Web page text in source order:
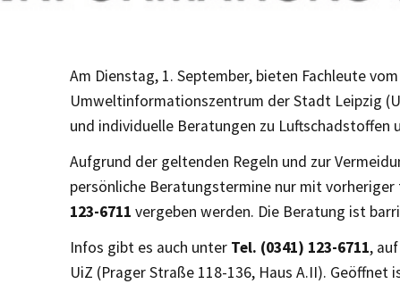
Am Dienstag, 1. September, bieten Fachleute
Umweltinformationszentrum der Stadt Leipzig
und individuelle Beratungen zu Luftschadstoffen
Aufgrund der geltenden Regeln und zur
persönliche Beratungstermine nur mit
123-6711 vergeben werden. Die Beratung ist
Infos gibt es auch unter Tel. (0341) 123-6711, auf
UiZ (Prager Straße 118-136, Haus A.II).